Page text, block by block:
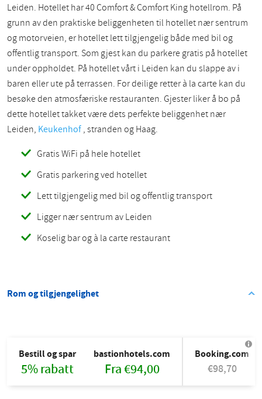
Leiden. Hotellet har 40 Comfort & Comfort King hotellrom. På
grunn av den praktiske beliggenheten til hotellet nær sentrum
og motorveien, er hotellet lett tilgjengelig både med bil og
offentlig transport. Som gjest kan du parkere gratis på hotellet
under oppholdet. På hotellet vårt i Leiden kan du slappe av i
baren eller ute på terrassen. For deilige retter à la carte kan du
besøke den atmosfæriske restauranten. Gjester liker å bo på
dette hotellet takket være dets perfekte beliggenhet nær
Leiden, Keukenhof, stranden og Haag.
Gratis WiFi på hele hotellet
Gratis parkering ved hotellet
Lett tilgjengelig med bil og offentlig transport
Ligger nær sentrum av Leiden
Koselig bar og à la carte restaurant
Rom og tilgjengelighet
Bestill og spar
5% rabatt
bastionhotels.com
Fra €94,00
Booking.com
€98,70